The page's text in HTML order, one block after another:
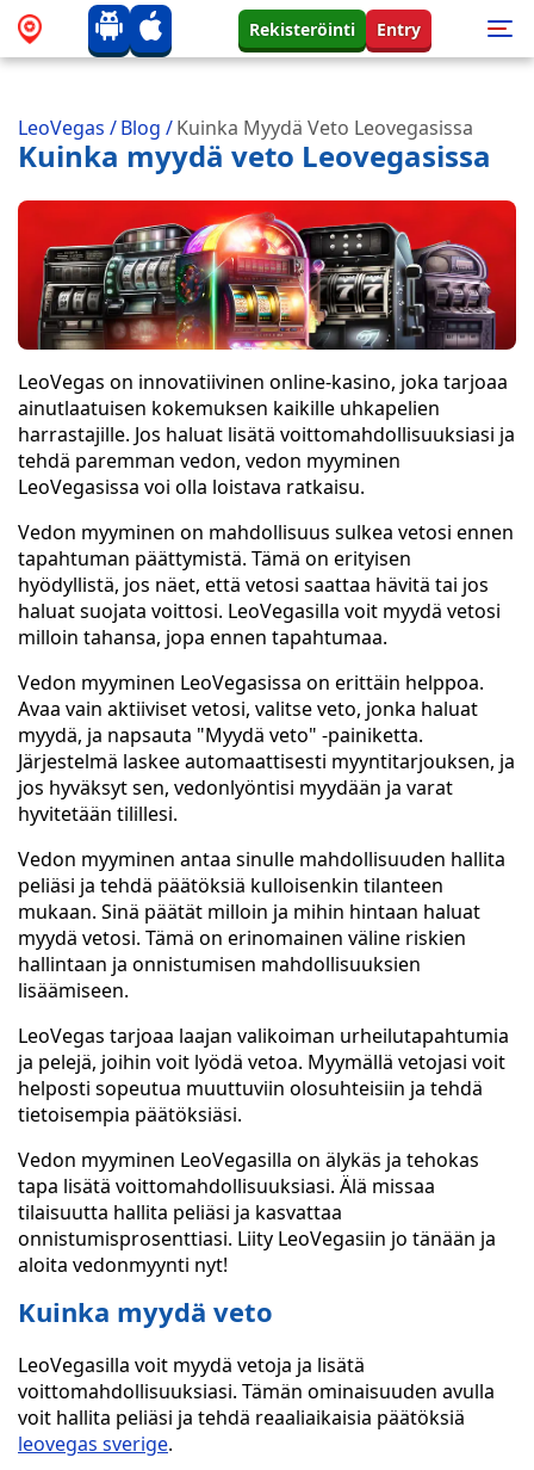
Rekisteröinti Entry
LeoVegas /Blog /Kuinka Myydä Veto Leovegasissa
Kuinka myydä veto Leovegasissa
LeoVegas on innovatiivinen online-kasino, joka tarjoaa
ainutlaatuisen kokemuksen kaikille uhkapelien
harrastajille. Jos haluat lisätä voittomahdollisuuksiasi ja
tehdä paremman vedon, vedon myyminen
LeoVegasissa voi olla loistava ratkaisu.
Vedon myyminen on mahdollisuus sulkea vetosi ennen
tapahtuman päättymistä. Tämä on erityisen
hyödyllistä, jos näet, että vetosi saattaa hävitä tai jos
haluat suojata voittosi. LeoVegasilla voit myydä vetosi
milloin tahansa, jopa ennen tapahtumaa.
Vedon myyminen LeoVegasissa on erittäin helppoa.
Avaa vain aktiiviset vetosi, valitse veto, jonka haluat
myydä, ja napsauta "Myydä veto" -painiketta.
Järjestelmä laskee automaattisesti myyntitarjouksen, ja
jos hyväksyt sen, vedonlyöntisi myydään ja varat
hyvitetään tilillesi.
Vedon myyminen antaa sinulle mahdollisuuden hallita
peliäsi ja tehdä päätöksiä kulloisenkin tilanteen
mukaan. Sinä päätät milloin ja mihin hintaan haluat
myydä vetosi. Tämä on erinomainen väline riskien
hallintaan ja onnistumisen mahdollisuuksien
lisäämiseen.
LeoVegas tarjoaa laajan valikoiman urheilutapahtumia
ja pelejä, joihin voit lyödä vetoa. Myymällä vetojasi voit
helposti sopeutua muuttuviin olosuhteisiin ja tehdä
tietoisempia päätöksiäsi.
Vedon myyminen LeoVegasilla on älykäs ja tehokas
tapa lisätä voittomahdollisuuksiasi. Älä missaa
tilaisuutta hallita peliäsi ja kasvattaa
onnistumisprosenttiasi. Liity LeoVegasiin jo tänään ja
aloita vedonmyynti nyt!
Kuinka myydä veto
LeoVegasilla voit myydä vetoja ja lisätä
voittomahdollisuuksiasi. Tämän ominaisuuden avulla
voit hallita peliäsi ja tehdä reaaliaikaisia päätöksiä
leovegas sverige.